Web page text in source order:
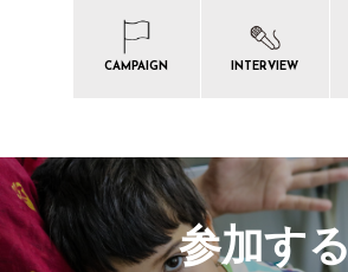
CAMPAIGN INTERVIEW
参加する